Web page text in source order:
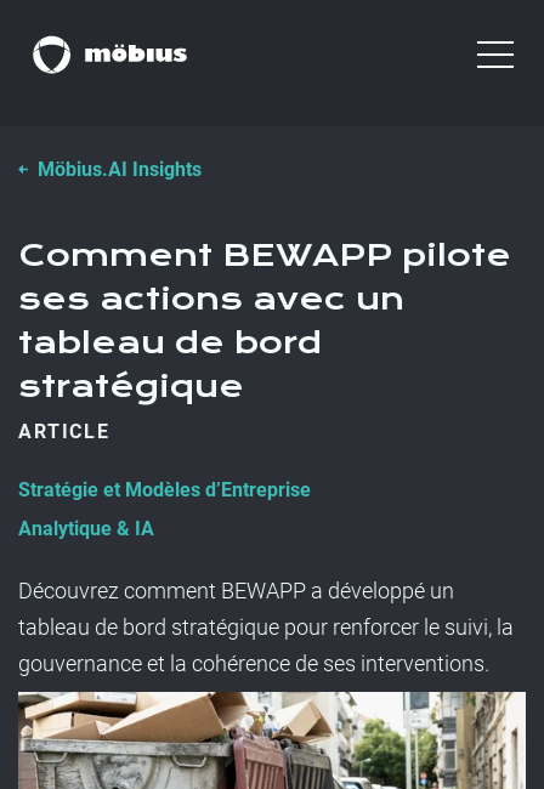
Möbius.AI Insights
Comment BEWAPP pilote
ses actions avec un
tableau de bord
stratégique
ARTICLE
Stratégie et Modèles d’Entreprise
Analytique & IA
Découvrez comment BEWAPP a développé un
tableau de bord stratégique pour renforcer le suivi, la
gouvernance et la cohérence de ses interventions.